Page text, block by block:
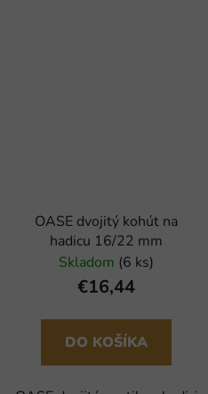
OASE dvojitý kohút na
hadicu 16/22 mm
Skladom (6 ks)
€16,44
DO KOŠÍKA